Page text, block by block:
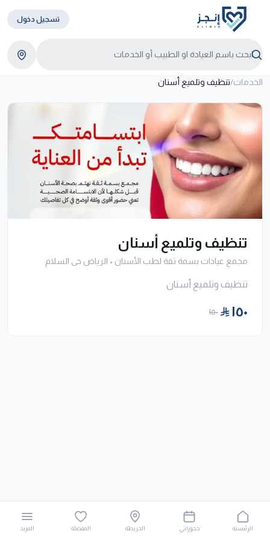
تسجيل دخول
الخدمات/تنظيف وتلميع أسنان
تنظيف وتلميع أسنان
مجمع عيادات بسمة ثقة لطب الأسنان • الرياض حى السلام
تنظيف وتلميع أسنان
١٥٠ ١٥٠
الرئيسية حجوزاتي الخريطة المفضلة المزيد